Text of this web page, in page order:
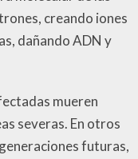
creando iones
dañando ADN y
mueren
severas. En otros
futuras,